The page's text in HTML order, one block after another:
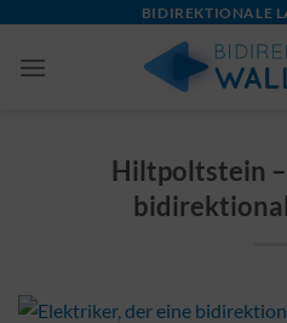
content
BIDIREKTIONALE
Hiltpoltstein